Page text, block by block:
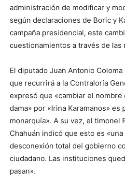
administración de modificar y
según declaraciones de Boric y
campaña presidencial, este
cuestionamientos a través de las
El diputado Juan Antonio Coloma
que recurrirá a la Contraloría
expresó que «cambiar el nombre
dama» por «Irina Karamanos» es
monarquía». A su vez, el timonel
Chahuán indicó que esto es
desconexión total del gobierno
ciudadano. Las instituciones
pasan».